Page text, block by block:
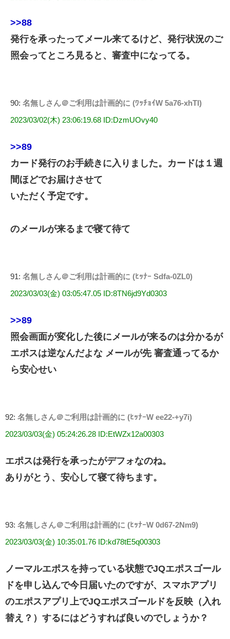
>>88
発行を承ったってメール来てるけど、発行状況のご
照会ってところ見ると、審査中になってる。
90: 名無しさん＠ご利用は計画的に (ﾜｯﾁｮｲW 5a76-xhTl)
2023/03/02(木) 23:06:19.68 ID:DzmUOvy40
>>89
カード発行のお手続きに入りました。カードは１週
間ほどでお届けさせて
いただく予定です。
のメールが来るまで寝て待て
91: 名無しさん＠ご利用は計画的に (ﾋｯﾅｰ Sdfa-0ZL0)
2023/03/03(金) 03:05:47.05 ID:8TN6jd9Yd0303
>>89
照会画面が変化した後にメールが来るのは分かるが
エポスは逆なんだよな メールが先 審査通ってるか
ら安心せい
92: 名無しさん＠ご利用は計画的に (ﾋｯﾅｰW ee22-+y7i)
2023/03/03(金) 05:24:26.28 ID:EtWZx12a00303
エポスは発行を承ったがデフォなのね。
ありがとう、安心して寝て待ちます。
93: 名無しさん＠ご利用は計画的に (ﾋｯﾅｰW 0d67-2Nm9)
2023/03/03(金) 10:35:01.76 ID:kd78tE5q00303
ノーマルエポスを持っている状態でJQエポスゴール
ドを申し込んで今日届いたのですが、スマホアプリ
のエポスアプリ上でJQエポスゴールドを反映（入れ
替え？）するにはどうすれば良いのでしょうか？